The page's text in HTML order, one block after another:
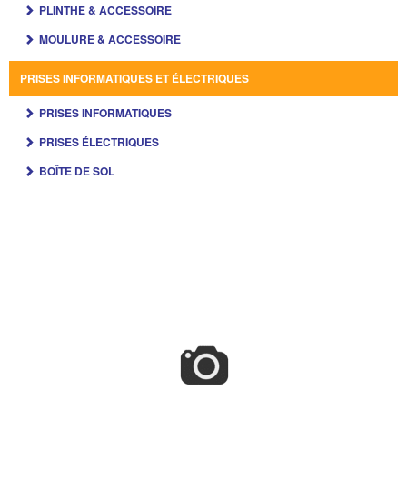
PLINTHE & ACCESSOIRE
MOULURE & ACCESSOIRE
PRISES INFORMATIQUES ET ÉLECTRIQUES
PRISES INFORMATIQUES
PRISES ÉLECTRIQUES
BOÎTE DE SOL